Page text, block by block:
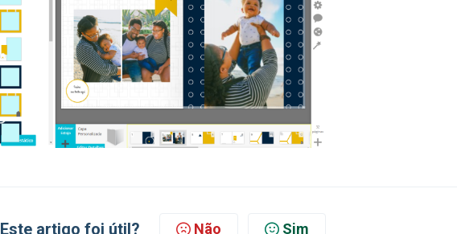
Este artigo foi útil? Não Sim